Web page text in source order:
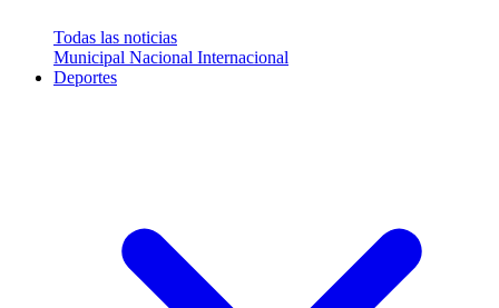
Todas las noticias
Municipal Nacional Internacional
Deportes